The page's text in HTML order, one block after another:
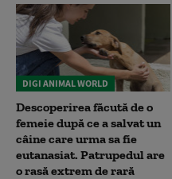
DIGI ANIMAL WORLD
Descoperirea făcută de o
femeie după ce a salvat un
câine care urma sa fie
eutanasiat. Patrupedul are
o rasă extrem de rară